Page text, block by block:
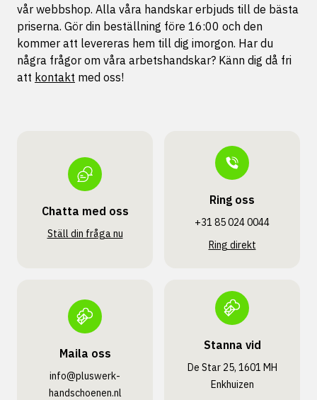
vår webbshop. Alla våra handskar erbjuds till de bästa
priserna. Gör din beställning före 16:00 och den
kommer att levereras hem till dig imorgon. Har du
några frågor om våra arbetshandskar? Känn dig då fri
att kontakt med oss!
Chatta med oss
Ställ din fråga nu
Ring oss
+31 85 024 0044
Ring direkt
Maila oss
info@pluswerk­
handschoenen.nl
Stanna vid
De Star 25, 1601 MH
Enkhuizen